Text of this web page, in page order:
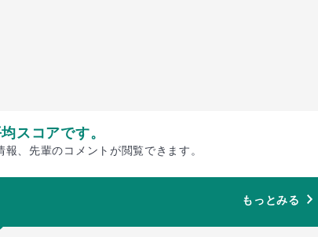
スコアです。
、先輩のコメントが閲覧できます。
もっとみる